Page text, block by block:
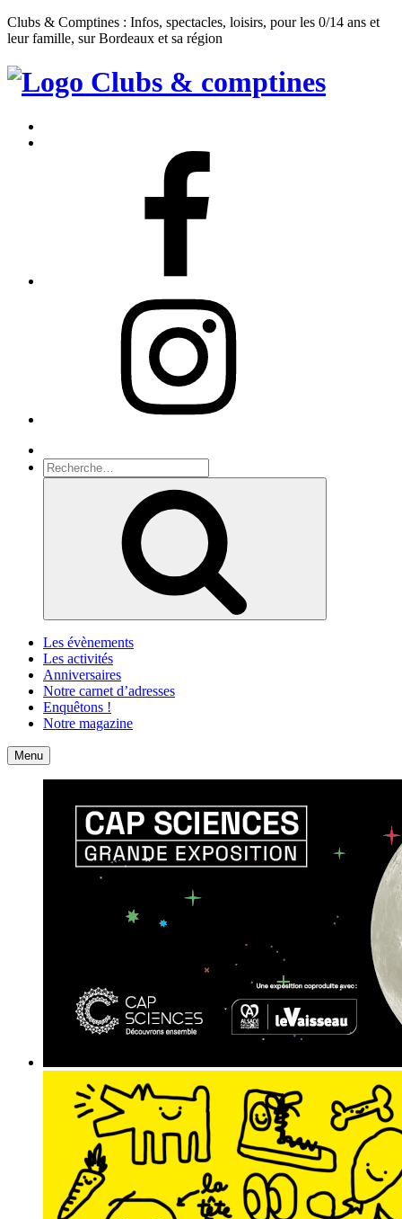
Clubs & Comptines : Infos, spectacles, loisirs, pour les 0/14 ans et
leur famille, sur Bordeaux et sa région
Clubs
Comptines
Recherche
pour
Les évènements
Les activités
Anniversaires
Notre carnet d’adresses
Enquêtons !
Notre magazine
Accueil
Menu Contact